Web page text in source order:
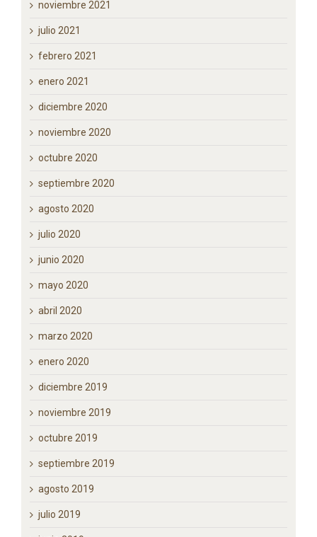
noviembre 2021
julio 2021
febrero 2021
enero 2021
diciembre 2020
noviembre 2020
octubre 2020
septiembre 2020
agosto 2020
julio 2020
junio 2020
mayo 2020
abril 2020
marzo 2020
enero 2020
diciembre 2019
noviembre 2019
octubre 2019
septiembre 2019
agosto 2019
julio 2019